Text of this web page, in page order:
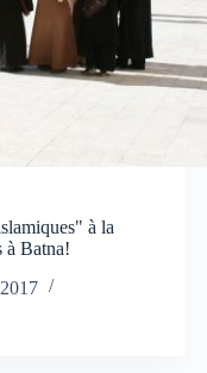
à la
à Batna!